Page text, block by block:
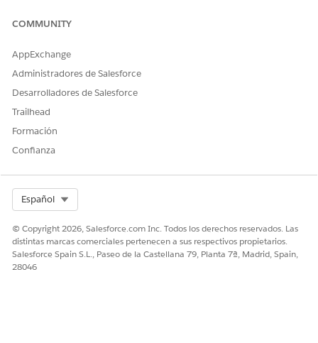
COMMUNITY
AppExchange
Administradores de Salesforce
Desarrolladores de Salesforce
Trailhead
Formación
Confianza
Español
© Copyright 2026, Salesforce.com Inc. Todos los derechos reservados. Las
distintas marcas comerciales pertenecen a sus respectivos propietarios.
Salesforce Spain S.L., Paseo de la Castellana 79, Planta 7ª, Madrid, Spain,
28046